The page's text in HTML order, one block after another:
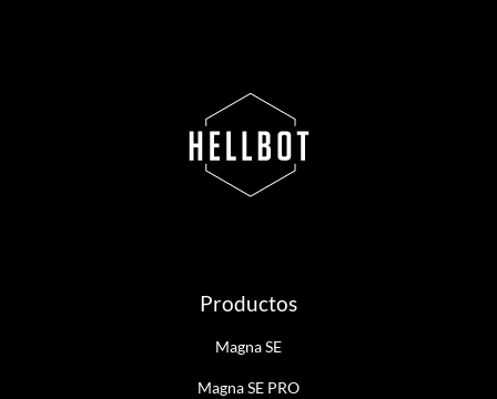
Productos
Magna SE
Magna SE PRO